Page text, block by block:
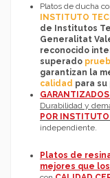
Platos de ducha
INSTITUTO
de Institutos
Generalitat
reconocido
superado
garantizan la
calidad para
Durabilidad y
POR
independiente.
Platos de
mejores que